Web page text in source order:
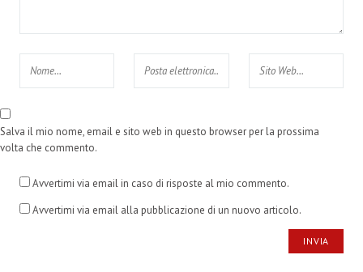
Salva il mio nome, email e sito web in questo browser per la prossima
volta che commento.
Avvertimi via email in caso di risposte al mio commento.
Avvertimi via email alla pubblicazione di un nuovo articolo.